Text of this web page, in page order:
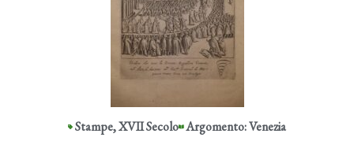
Stampe,XVII Secolo Argomento: Venezia